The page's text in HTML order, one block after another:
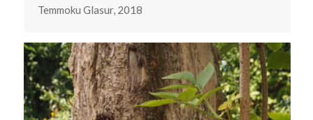
Temmoku Glasur, 2018